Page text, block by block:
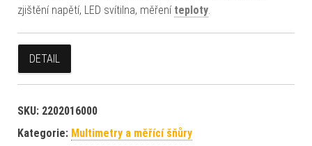
zjištění napětí, LED svítilna, měření teploty.
DETAIL
SKU: 2202016000
Kategorie: Multimetry a měřící šňůry